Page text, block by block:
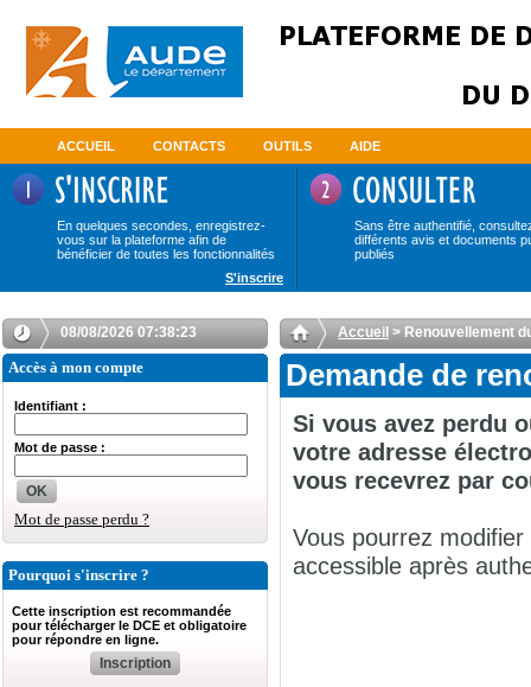
ACCUEIL CONTACTS OUTILS AIDE
En quelques secondes, enregistrez-
vous sur la plateforme afin de
bénéficier de toutes les fonctionnalités
Sans être authentifié,
différents avis et documents
publiés
S'inscrire
08/08/2026 07:38:23
Accès à mon compte
Identifiant :
Mot de passe :
OK
Mot de passe perdu ?
Pourquoi s'inscrire ?
Cette inscription est recommandée
pour télécharger le DCE et obligatoire
pour répondre en ligne.
Inscription
Accueil > Renouvellement
Demande de
Si vous avez perdu
votre adresse
vous recevrez par
Vous pourrez
accessible après